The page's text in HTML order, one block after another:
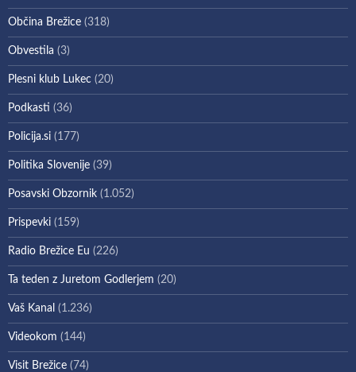
Občina Brežice (318)
Obvestila (3)
Plesni klub Lukec (20)
Podkasti (36)
Policija.si (177)
Politika Slovenije (39)
Posavski Obzornik (1.052)
Prispevki (159)
Radio Brežice Eu (226)
Ta teden z Juretom Godlerjem (20)
Vaš Kanal (1.236)
Videokom (144)
Visit Brežice (74)